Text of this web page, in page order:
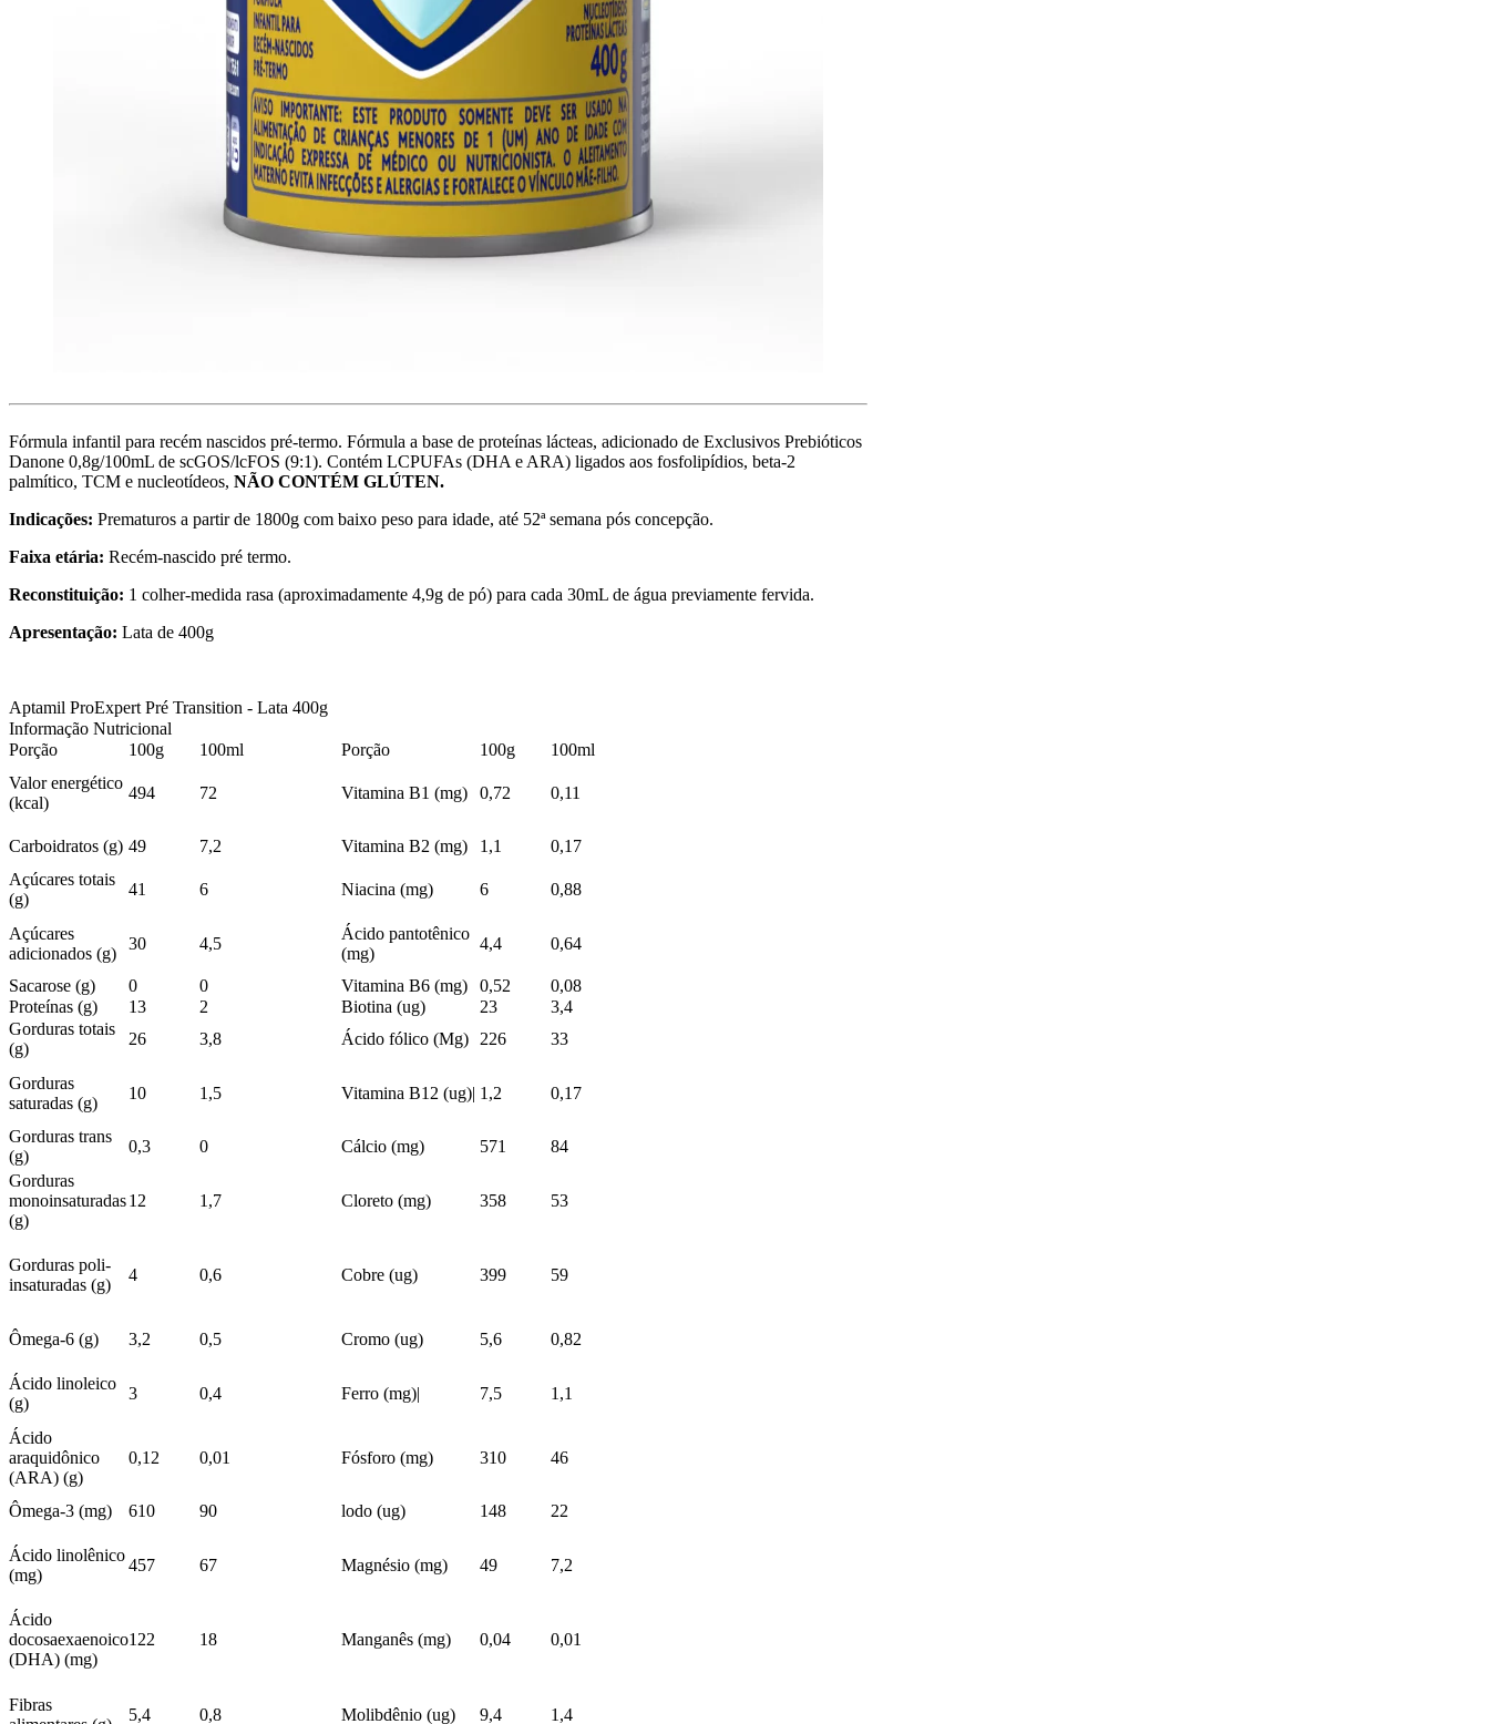
Fórmula infantil para recém nascidos pré-termo. Fórmula a base de proteínas lácteas, adicionado de Exclusivos Prebióticos
Danone 0,8g/100mL de scGOS/lcFOS (9:1). Contém LCPUFAs (DHA e ARA) ligados aos fosfolipídios, beta-2
palmítico, TCM e nucleotídeos, NÃO CONTÉM GLÚTEN.
Indicações: Prematuros a partir de 1800g com baixo peso para idade, até 52ª semana pós concepção.
Faixa etária: Recém-nascido pré termo.
Reconstituição: 1 colher-medida rasa (aproximadamente 4,9g de pó) para cada 30mL de água previamente fervida.
Apresentação: Lata de 400g
Aptamil ProExpert Pré Transition - Lata 400g
Informação Nutricional
Porção
100g 100ml Porção 100g
100ml
Valor energético
(kcal)
494 72 Vitamina B1 (mg) 0,72 0,11
Carboidratos (g) 49 7,2 Vitamina B2 (mg) 1,1
0,17
Açúcares totais
(g)
41 6 Niacina (mg) 6 0,88
Açúcares
adicionados (g)
30 4,5
Ácido pantotênico
(mg)
4,4 0,64
Sacarose (g) 0 0 Vitamina B6 (mg) 0,52
0,08
Proteínas (g)
13 2 Biotina (ug) 23
3,4
Gorduras totais
(g)
26 3,8 Ácido fólico (Mg) 226 33
Gorduras
saturadas (g)
10 1,5 Vitamina B12 (ug)| 1,2 0,17
Gorduras trans
(g)
0,3 0 Cálcio (mg) 571
84
Gorduras
monoinsaturadas
(g)
12 1,7 Cloreto (mg) 358 53
Gorduras poli-
insaturadas (g)
4 0,6 Cobre (ug) 399 59
Ômega-6 (g) 3,2 0,5 Cromo (ug) 5,6 0,82
Ácido linoleico
(g)
3 0,4 Ferro (mg)| 7,5 1,1
Ácido
araquidônico
(ARA) (g)
0,12 0,01 Fósforo (mg) 310 46
Ômega-3 (mg) 610 90 lodo (ug) 148 22
Ácido linolênico
(mg)
457 67 Magnésio (mg) 49 7,2
Ácido
docosaexaenoico
(DHA) (mg)
122 18 Manganês (mg) 0,04 0,01
Fibras
5,4 0,8 Molibdênio (ug) 9,4 1,4